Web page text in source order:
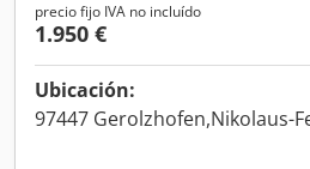
precio fijo IVA no incluído
1.950 €
Ubicación:
97447 Gerolzhofen,Nikolaus-